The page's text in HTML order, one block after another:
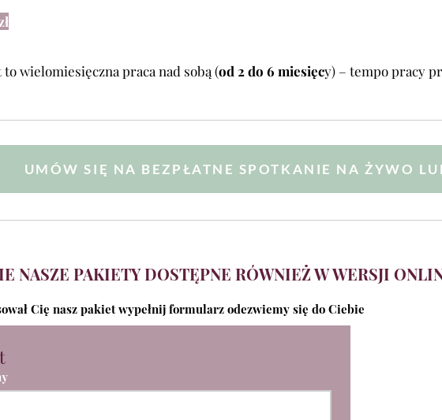
to wielomiesięczna praca nad sobą (od 2 do 6 miesięcy) – tempo pracy
UMÓW SIĘ NA BEZPŁATNE SPOTKANIE NA ŻYWO
NASZE PAKIETY DOSTĘPNE RÓWNIEŻ W WERSJI
Cię nasz pakiet wypełnij formularz odezwiemy się do Ciebie